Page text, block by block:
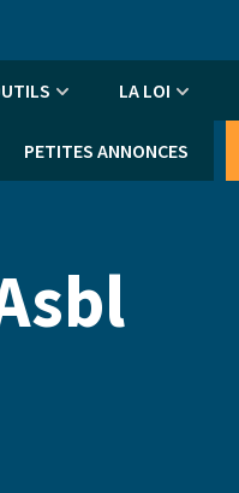
LA LOI
PETITES ANNONCES